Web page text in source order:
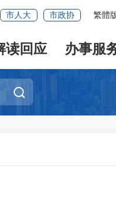
市人大 市政协 繁體
读回应 办事服